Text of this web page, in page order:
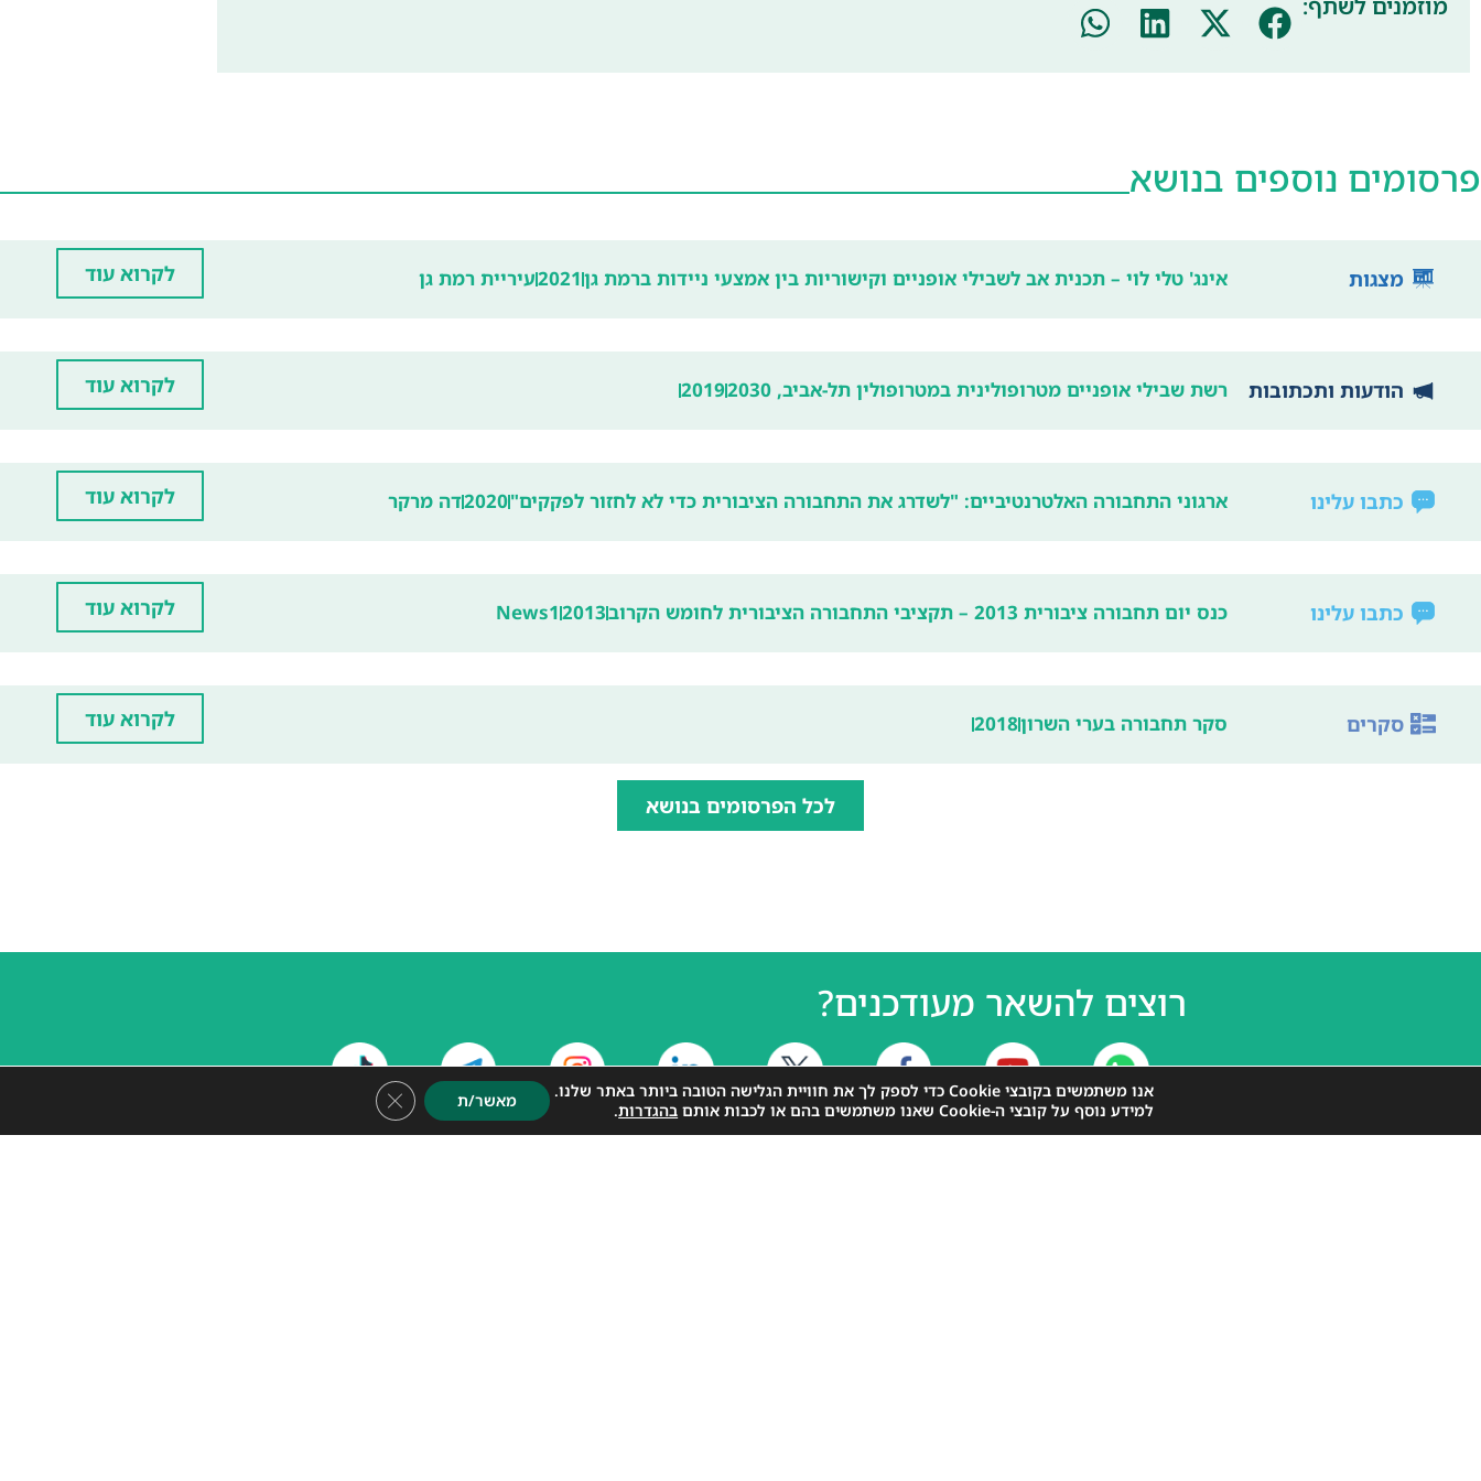
מוזמנים לשתף:
פרסומים נוספים בנושא
מצגות אינג' טלי לוי – תכנית אב לשבילי אופניים וקישוריות בין אמצעי ניידות ברמת גן2021עיריית רמת גן לקרוא עוד
הודעות ותכתובות רשת שבילי אופניים מטרופולינית במטרופולין תל-אביב, 2030 2019 לקרוא עוד
כתבו עלינו ארגוני התחבורה האלטרנטיביים: "לשדרג את התחבורה הציבורית כדי לא לחזור לפקקים"2020דה מרקר לקרוא עוד
כתבו עלינו כנס יום תחבורה ציבורית 2013 – תקציבי התחבורה הציבורית לחומש הקרוב 2013
News1 לקרוא עוד
סקרים סקר תחבורה בערי השרון2018 לקרוא עוד
לכל הפרסומים בנושא
רוצים להשאר מעודכנים?
אנו משתמשים בקובצי Cookie כדי לספק לך את חוויית הגלישה הטובה ביותר באתר שלנו.
למידע נוסף על קובצי ה-Cookie שאנו משתמשים בהם או לכבות אותם
בהגדרות. מאשר/ת Close GDPR Cookie Banner